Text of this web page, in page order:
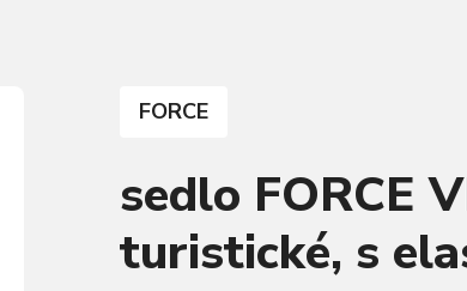
FORCE
sedlo FORCE
turistické, s